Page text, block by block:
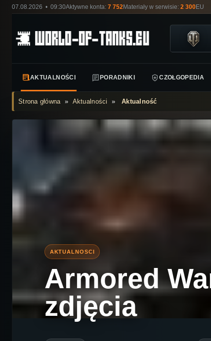
07.08.2026 • 09:30Aktywne konta: 7 752Materiały w serwisie: 2 300EU
AKTUALNOŚCI PORADNIKI CZOŁGOPEDIA
Strona główna» Aktualności »Aktualność
Armored
zdjęcia